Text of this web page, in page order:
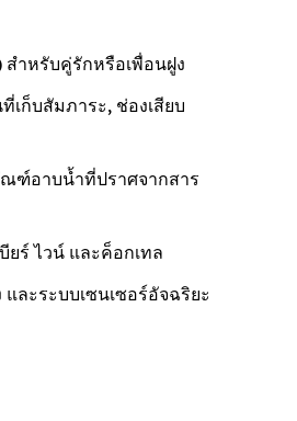
ำหรับคู่รักหรือเพื่อนฝูง
ก็บสัมภาระ, ช่องเสียบ
ฑ์อาบน้ำที่ปราศจากสาร
ร์ ไวน์ และค็อกเทล
ละระบบเซนเซอร์อัจฉริยะ